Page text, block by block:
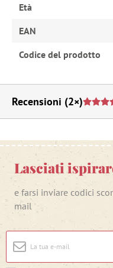
Età
EAN
Codice del prodotto
Recensioni (2×)
Lasciati
e farsi inviare codici
mail